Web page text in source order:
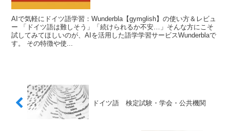
AIで気軽にドイツ語学習：Wunderbla【gymglish】の使い方＆レビュ
ー 「ドイツ語は難しそう」「続けられるか不安…」そんな方にこそ
試してみてほしいのが、AIを活用した語学学習サービスWunderblaで
す。 その特徴や使...
ドイツ語 検定試験・学会・公共機関